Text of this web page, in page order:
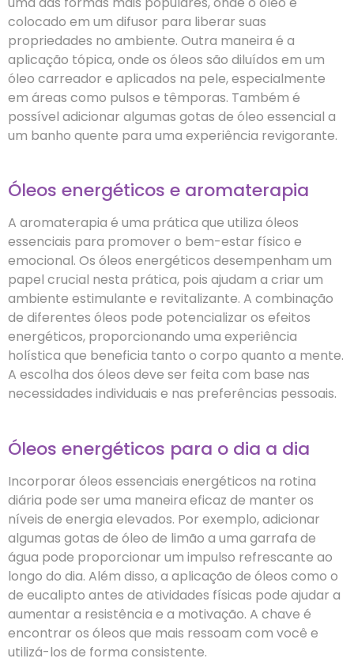
colocado em um difusor para liberar suas
propriedades no ambiente. Outra maneira é a
aplicação tópica, onde os óleos são diluídos em um
óleo carreador e aplicados na pele, especialmente
em áreas como pulsos e têmporas. Também é
possível adicionar algumas gotas de óleo essencial a
um banho quente para uma experiência revigorante.
Óleos energéticos e aromaterapia
A aromaterapia é uma prática que utiliza óleos
essenciais para promover o bem-estar físico e
emocional. Os óleos energéticos desempenham um
papel crucial nesta prática, pois ajudam a criar um
ambiente estimulante e revitalizante. A combinação
de diferentes óleos pode potencializar os efeitos
energéticos, proporcionando uma experiência
holística que beneficia tanto o corpo quanto a mente.
A escolha dos óleos deve ser feita com base nas
necessidades individuais e nas preferências pessoais.
Óleos energéticos para o dia a dia
Incorporar óleos essenciais energéticos na rotina
diária pode ser uma maneira eficaz de manter os
níveis de energia elevados. Por exemplo, adicionar
algumas gotas de óleo de limão a uma garrafa de
água pode proporcionar um impulso refrescante ao
longo do dia. Além disso, a aplicação de óleos como o
de eucalipto antes de atividades físicas pode ajudar a
aumentar a resistência e a motivação. A chave é
encontrar os óleos que mais ressoam com você e
utilizá-los de forma consistente.